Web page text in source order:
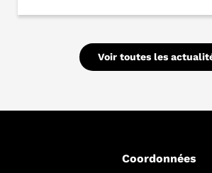
Voir toutes les
Coordonnées